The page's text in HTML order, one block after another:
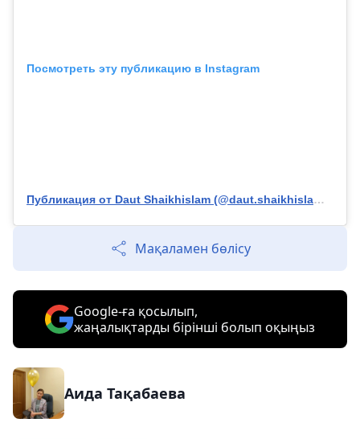
Посмотреть эту публикацию в Instagram
Публикация от Daut Shaikhislam (@daut.shaikhislamov)
Мақаламен бөлісу
Google-ға қосылып,
жаңалықтарды бірінші болып оқыңыз
Аида Тақабаева